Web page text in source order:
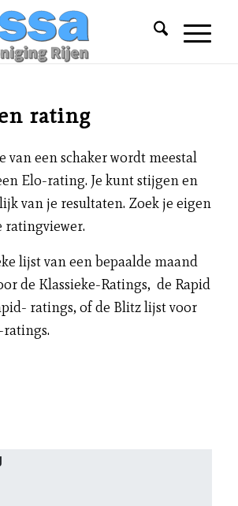
rating
van een schaker wordt meestal
Elo-rating. Je kunt stijgen en
van je resultaten. Zoek je eigen
ratingviewer.
lijst van een bepaalde maand
de Klassieke-Ratings, de Rapid
ratings, of de Blitz lijst voor
ratings.